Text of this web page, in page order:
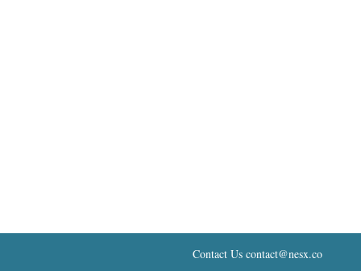
Contact Us contact@nesx.co